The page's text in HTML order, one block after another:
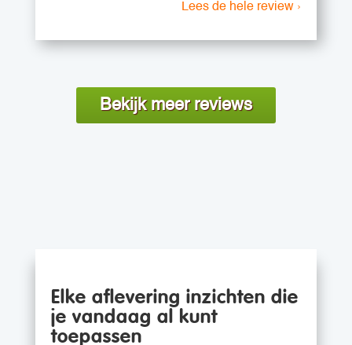
Lees de hele review ›
Bekijk meer reviews
Elke aflevering inzichten die
je vandaag al kunt
toepassen